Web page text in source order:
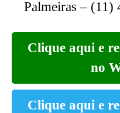
Palmeiras – (11)
Clique aqui e
no
Clique aqui e